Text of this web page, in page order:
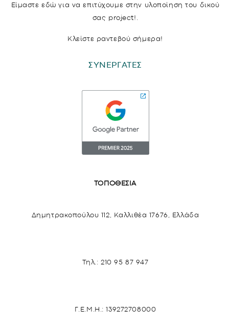
Είμαστε εδώ για να επιτύχουμε στην υλοποίηση του δικού
σας project!.
Κλείστε ραντεβού σήμερα!
ΣΥΝΕΡΓΑΤΕΣ
ΤΟΠΟΘΕΣΙΑ
Δημητρακοπούλου 112, Καλλιθέα 17676, Ελλάδα
Τηλ.: 210 95 87 947
Γ.Ε.Μ.Η.: 139272708000